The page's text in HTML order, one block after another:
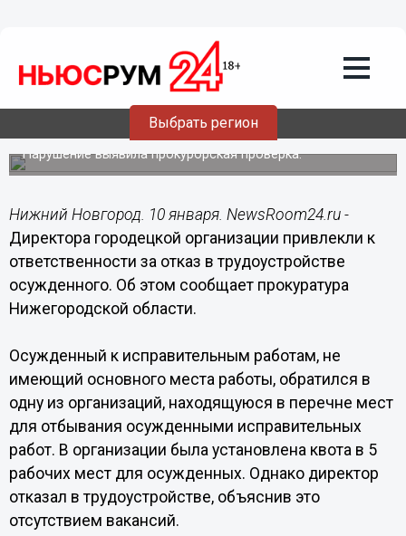
Выбрать регион
Директора городецкой организации
привлекли к ответственности за отказ
в трудоустройстве осужденного
Нарушение выявила прокурорская проверка.
Нижний Новгород. 10 января. NewsRoom24.ru -
Директора городецкой организации привлекли к
ответственности за отказ в трудоустройстве
осужденного. Об этом сообщает прокуратура
Нижегородской области.
Осужденный к исправительным работам, не
имеющий основного места работы, обратился в
одну из организаций, находящуюся в перечне мест
для отбывания осужденными исправительных
работ. В организации была установлена квота в 5
рабочих мест для осужденных. Однако директор
отказал в трудоустройстве, объяснив это
отсутствием вакансий.